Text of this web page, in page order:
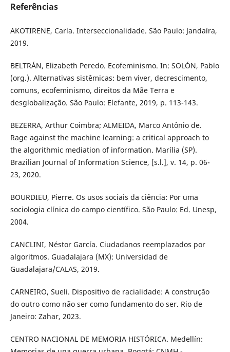
Referências
AKOTIRENE, Carla. Interseccionalidade. São Paulo: Jandaíra,
2019.
BELTRÁN, Elizabeth Peredo. Ecofeminismo. In: SOLÓN, Pablo
(org.). Alternativas sistêmicas: bem viver, decrescimento,
comuns, ecofeminismo, direitos da Mãe Terra e
desglobalização. São Paulo: Elefante, 2019, p. 113-143.
BEZERRA, Arthur Coimbra; ALMEIDA, Marco Antônio de.
Rage against the machine learning: a critical approach to
the algorithmic mediation of information. Marília (SP).
Brazilian Journal of Information Science, [s.l.], v. 14, p. 06-
23, 2020.
BOURDIEU, Pierre. Os usos sociais da ciência: Por uma
sociologia clínica do campo científico. São Paulo: Ed. Unesp,
2004.
CANCLINI, Néstor García. Ciudadanos reemplazados por
algoritmos. Guadalajara (MX): Universidad de
Guadalajara/CALAS, 2019.
CARNEIRO, Sueli. Dispositivo de racialidade: A construção
do outro como não ser como fundamento do ser. Rio de
Janeiro: Zahar, 2023.
CENTRO NACIONAL DE MEMORIA HISTÓRICA. Medellín: